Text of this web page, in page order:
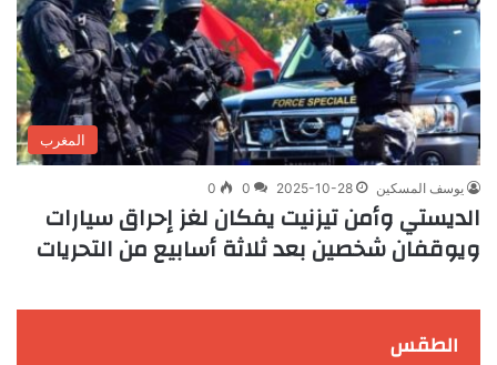
المغرب
يوسف المسكين 2025-10-28
0
0
الديستي وأمن تيزنيت يفكان لغز إحراق سيارات
ويوقفان شخصين بعد ثلاثة أسابيع من التحريات
الطقس